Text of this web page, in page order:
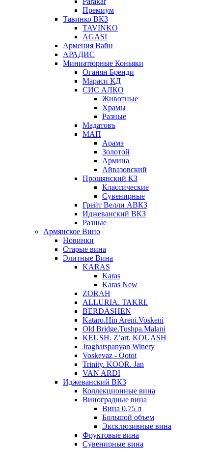
Премиум
Тавинко ВКЗ
TAVINKO
AGASI
Армения Вайн
АРАДИС
Миниатюрные Коньяки
Оганян Бренди
Мараси КД
СИС АЛКО
Животные
Храмы
Разные
Мадатовъ
МАП
Арамэ
Золотой
Армина
Айвазовский
Прошянский КЗ
Классические
Сувенирные
Грейт Велли АВКЗ
Иджеванский ВКЗ
Разные
Армянское Вино
Новинки
Старые вина
Элитные Вина
KARAS
Karas
Karas New
ZORAH
ALLURIA. TAKRI.
BERDASHEN
Kataro.Hin Areni.Voskeni
Old Bridge.Tushpa.Malani
KEUSH. Z’art. KOUASH
Jraghatspanyan Winery
Voskevaz - Qotot
Trinity. KOOR. Jan
VAN ARDI
Иджеванский ВКЗ
Коллекционные вина
Виноградные вина
Вина 0,75 л
Большой объем
Эксклюзивные вина
Фруктовые вина
Cувенирные вина